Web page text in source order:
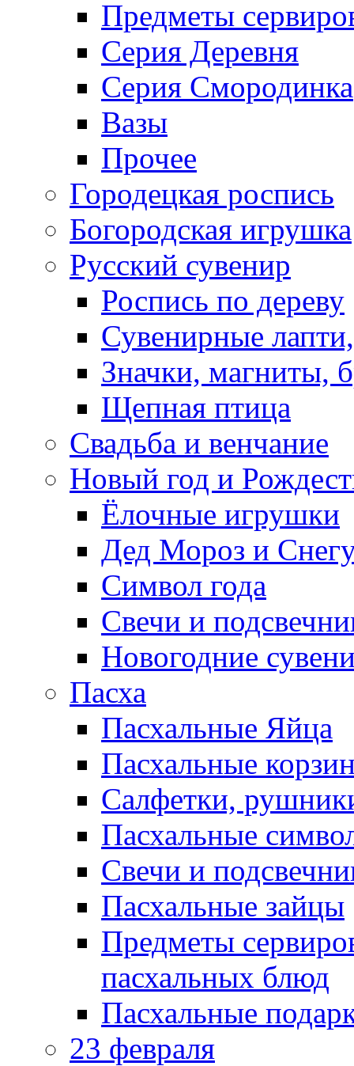
Предметы
Серия Деревня
Серия Смородинка
Вазы
Прочее
Городецкая роспись
Богородская игрушка
Русский сувенир
Роспись по дереву
Сувенирные
Значки, магниты,
Щепная птица
Свадьба и венчание
Новый год и
Ёлочные игрушки
Дед Мороз и
Символ года
Свечи и
Новогодние
Пасха
Пасхальные Яйца
Пасхальные
Салфетки,
Пасхальные
Свечи и
Пасхальные зайцы
Предметы
пасхальных блюд
Пасхальные
23 февраля